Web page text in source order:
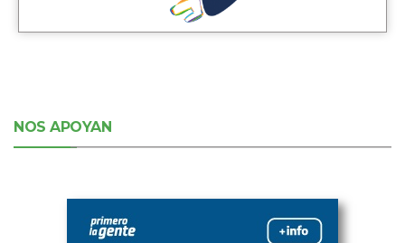
NOS APOYAN